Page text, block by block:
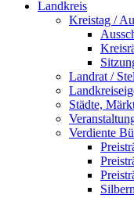
Landkreis
Kreistag /
Landrat /
Städte,
Verdiente